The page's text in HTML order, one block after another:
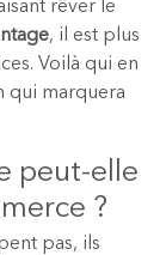
rêver le
, il est plus
Voilà qui en
qui marquera
peut-elle
?
pas, ils